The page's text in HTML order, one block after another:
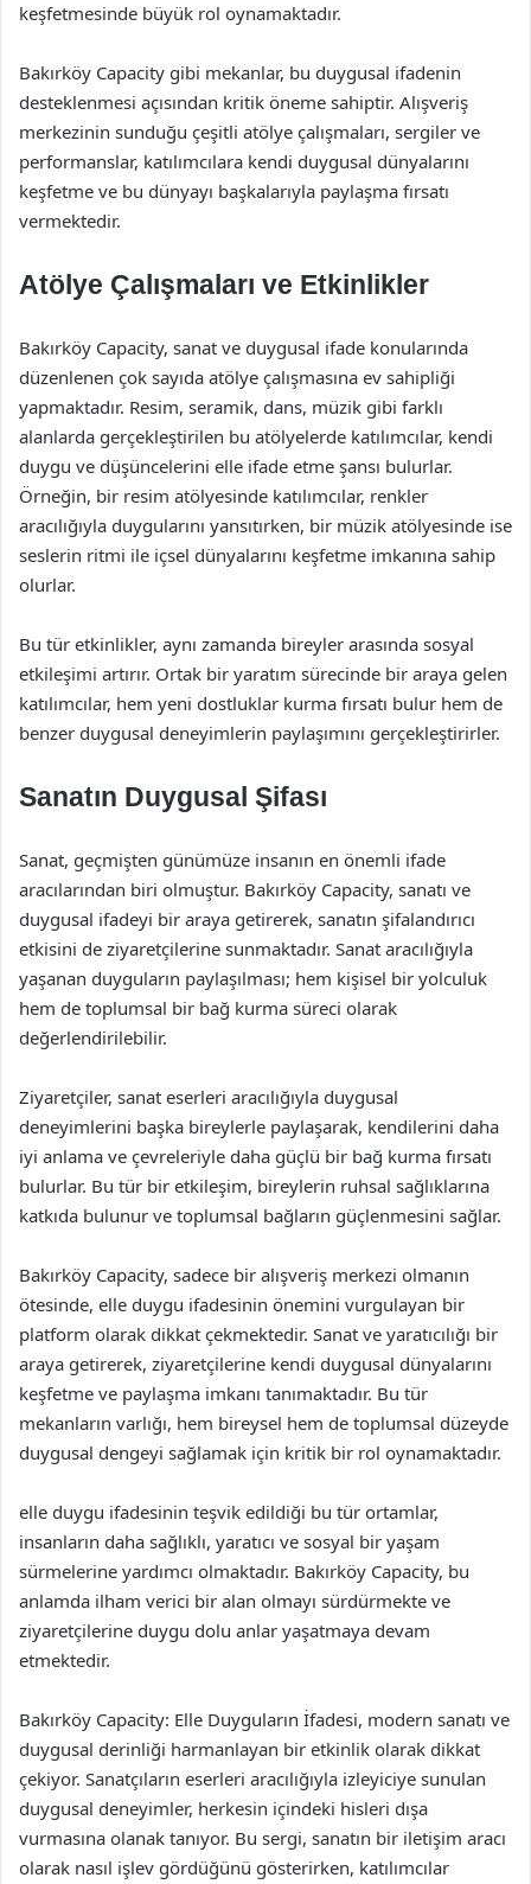
keşfetmesinde büyük rol oynamaktadır.
Bakırköy Capacity gibi mekanlar, bu duygusal ifadenin
desteklenmesi açısından kritik öneme sahiptir. Alışveriş
merkezinin sunduğu çeşitli atölye çalışmaları, sergiler ve
performanslar, katılımcılara kendi duygusal dünyalarını
keşfetme ve bu dünyayı başkalarıyla paylaşma fırsatı
vermektedir.
Atölye Çalışmaları ve Etkinlikler
Bakırköy Capacity, sanat ve duygusal ifade konularında
düzenlenen çok sayıda atölye çalışmasına ev sahipliği
yapmaktadır. Resim, seramik, dans, müzik gibi farklı
alanlarda gerçekleştirilen bu atölyelerde katılımcılar, kendi
duygu ve düşüncelerini elle ifade etme şansı bulurlar.
Örneğin, bir resim atölyesinde katılımcılar, renkler
aracılığıyla duygularını yansıtırken, bir müzik atölyesinde ise
seslerin ritmi ile içsel dünyalarını keşfetme imkanına sahip
olurlar.
Bu tür etkinlikler, aynı zamanda bireyler arasında sosyal
etkileşimi artırır. Ortak bir yaratım sürecinde bir araya gelen
katılımcılar, hem yeni dostluklar kurma fırsatı bulur hem de
benzer duygusal deneyimlerin paylaşımını gerçekleştirirler.
Sanatın Duygusal Şifası
Sanat, geçmişten günümüze insanın en önemli ifade
aracılarından biri olmuştur. Bakırköy Capacity, sanatı ve
duygusal ifadeyi bir araya getirerek, sanatın şifalandırıcı
etkisini de ziyaretçilerine sunmaktadır. Sanat aracılığıyla
yaşanan duyguların paylaşılması; hem kişisel bir yolculuk
hem de toplumsal bir bağ kurma süreci olarak
değerlendirilebilir.
Ziyaretçiler, sanat eserleri aracılığıyla duygusal
deneyimlerini başka bireylerle paylaşarak, kendilerini daha
iyi anlama ve çevreleriyle daha güçlü bir bağ kurma fırsatı
bulurlar. Bu tür bir etkileşim, bireylerin ruhsal sağlıklarına
katkıda bulunur ve toplumsal bağların güçlenmesini sağlar.
Bakırköy Capacity, sadece bir alışveriş merkezi olmanın
ötesinde, elle duygu ifadesinin önemini vurgulayan bir
platform olarak dikkat çekmektedir. Sanat ve yaratıcılığı bir
araya getirerek, ziyaretçilerine kendi duygusal dünyalarını
keşfetme ve paylaşma imkanı tanımaktadır. Bu tür
mekanların varlığı, hem bireysel hem de toplumsal düzeyde
duygusal dengeyi sağlamak için kritik bir rol oynamaktadır.
elle duygu ifadesinin teşvik edildiği bu tür ortamlar,
insanların daha sağlıklı, yaratıcı ve sosyal bir yaşam
sürmelerine yardımcı olmaktadır. Bakırköy Capacity, bu
anlamda ilham verici bir alan olmayı sürdürmekte ve
ziyaretçilerine duygu dolu anlar yaşatmaya devam
etmektedir.
Bakırköy Capacity: Elle Duyguların İfadesi, modern sanatı ve
duygusal derinliği harmanlayan bir etkinlik olarak dikkat
çekiyor. Sanatçıların eserleri aracılığıyla izleyiciye sunulan
duygusal deneyimler, herkesin içindeki hisleri dışa
vurmasına olanak tanıyor. Bu sergi, sanatın bir iletişim aracı
olarak nasıl işlev gördüğünü gösterirken, katılımcılar